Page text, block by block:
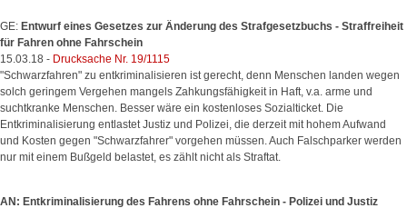
GE: Entwurf eines Gesetzes zur Änderung des Strafgesetzbuchs - Straffreiheit
für Fahren ohne Fahrschein
15.03.18 - Drucksache Nr. 19/1115
"Schwarzfahren" zu entkriminalisieren ist gerecht, denn Menschen landen wegen
solch geringem Vergehen mangels Zahkungsfähigkeit in Haft, v.a. arme und
suchtkranke Menschen. Besser wäre ein kostenloses Sozialticket. Die
Entkriminalisierung entlastet Justiz und Polizei, die derzeit mit hohem Aufwand
und Kosten gegen "Schwarzfahrer" vorgehen müssen. Auch Falschparker werden
nur mit einem Bußgeld belastet, es zählt nicht als Straftat.
AN: Entkriminalisierung des Fahrens ohne Fahrschein - Polizei und Justiz